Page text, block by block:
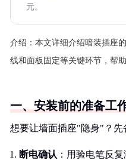
元。
介绍： 本文详细介绍暗装插座
线和面板固定等关键环节，帮
一、安装前的准备工
想要让墙面插座"隐身"？先
断电确认 ：用验电笔反